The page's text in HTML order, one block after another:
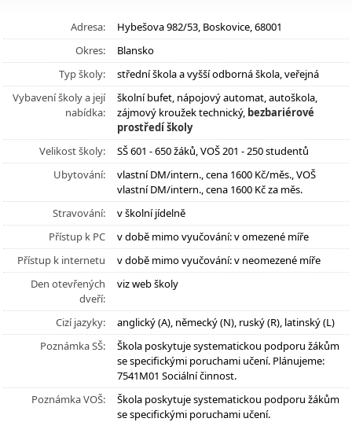
Adresa:
Hybešova 982/53, Boskovice, 68001
Okres:
Blansko
Typ školy:
střední škola a vyšší odborná škola, veřejná
Vybavení školy a její
nabídka:
školní bufet, nápojový automat, autoškola,
zájmový kroužek technický, bezbariérové
prostředí školy
Velikost školy:
SŠ 601 - 650 žáků, VOŠ 201 - 250 studentů
Ubytování:
vlastní DM/intern., cena 1600 Kč/měs., VOŠ
vlastní DM/intern., cena 1600 Kč za měs.
Stravování:
v školní jídelně
Přístup k PC
v době mimo vyučování: v omezené míře
Přístup k internetu
v době mimo vyučování: v neomezené míře
Den otevřených
dveří:
viz web školy
Cizí jazyky:
anglický (A), německý (N), ruský (R), latinský (L)
Poznámka SŠ:
Škola poskytuje systematickou podporu žákům
se specifickými poruchami učení. Plánujeme:
7541M01 Sociální činnost.
Poznámka VOŠ:
Škola poskytuje systematickou podporu žákům
se specifickými poruchami učení.